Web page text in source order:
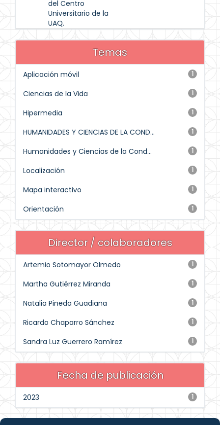
del Centro
Universitario de la
UAQ.
Temas
1
Aplicación móvil
1
Ciencias de la Vida
1
Hipermedia
1
HUMANIDADES Y CIENCIAS DE LA COND...
1
Humanidades y Ciencias de la Cond...
1
Localización
1
Mapa interactivo
1
Orientación
Director / colaboradores
1
Artemio Sotomayor Olmedo
1
Martha Gutiérrez Miranda
1
Natalia Pineda Guadiana
1
Ricardo Chaparro Sánchez
1
Sandra Luz Guerrero Ramírez
Fecha de publicación
1
2023